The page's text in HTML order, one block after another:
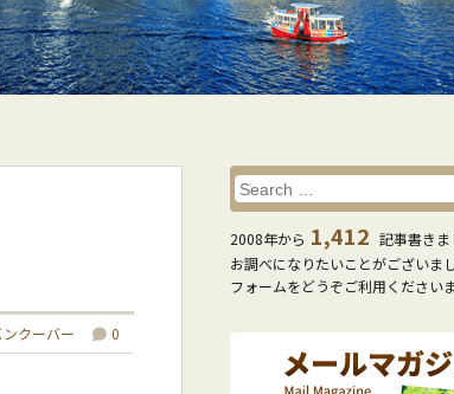
ンクーバー 0
2008年から 1,412 記事書きま
お調べになりたいことがございま
フォームをどうぞご利用くださいま